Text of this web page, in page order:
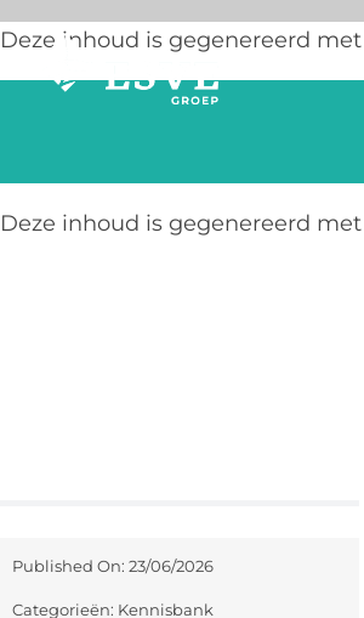
Ga
naar
inhoud
Deze inhoud is gegenereerd
Deze inhoud is gegenereerd
Published On: 23/06/2026
Categorieën: Kennisbank